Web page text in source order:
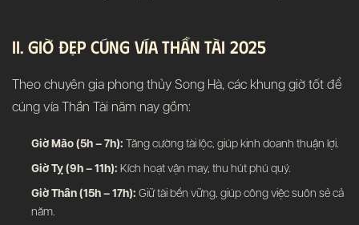
II. Giờ Đẹp Cúng Vía Thần Tài 2025
Theo chuyên gia phong thủy Song Hà, các khung giờ tốt để
cúng vía Thần Tài năm nay gồm:
Giờ Mão (5h – 7h): Tăng cường tài lộc, giúp kinh doanh thuận lợi.
Giờ Tỵ (9h – 11h): Kích hoạt vận may, thu hút phú quý.
Giờ Thân (15h – 17h): Giữ tài bền vững, giúp công việc suôn sẻ cả
năm.